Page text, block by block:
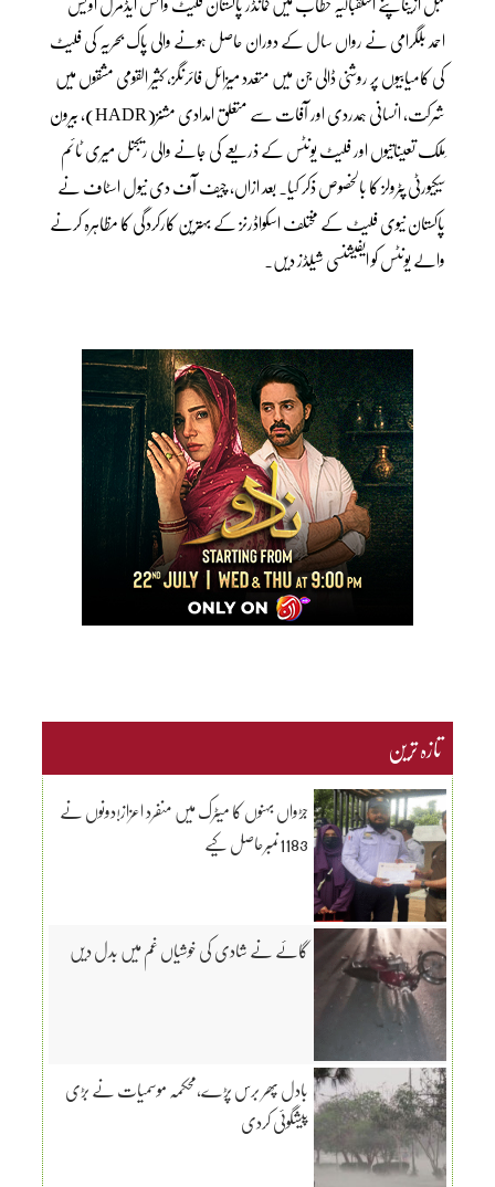
احمد بلگرامی نے رواں سال کے دوران حاصل ہونے والی پاک بحریہ کی فلیٹ
کی کامیابیوں پر روشنی ڈالی جن میں متعدد میزائل فائرنگز، کثیر القومی مشقوں میں
شرکت، انسانی ہمدردی اور آفات سے متعلق امدادی مشنز(HADR)، بیرون
ِملک تعیناتیوں اور فلیٹ یونٹس کے ذریعے کی جانے والی ریجنل میری ٹائم
سیکیورٹی پٹرولز کا بالخصوص ذکر کیا۔ بعد ازاں، چیف آف دی نیول اسٹاف نے
پاکستان نیوی فلیٹ کے مختلف اسکواڈرنز کے بہترین کارکردگی کا مظاہرہ کرنے
والے یونٹس کو ایفیشنسی شیلڈز دیں۔
تازہ ترین
جڑواں بہنوں کا میٹرک میں منفرد اعزاز!دونوں نے
1183نمبرحاصل کیے
گائے نے شادی کی خوشیاں غم میں بدل دیں
بادل پھر برس پڑے،محکمہ موسمیات نے بڑی
پیشگوئی کردی